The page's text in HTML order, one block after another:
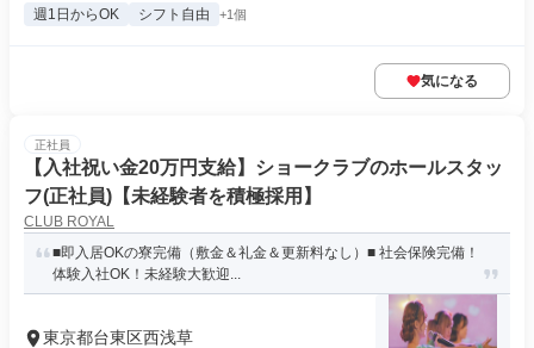
週1日からOK シフト自由 +1個
気になる
正社員
【入社祝い金20万円支給】ショークラブのホールスタッ
フ(正社員)【未経験者を積極採用】
CLUB ROYAL
■即入居OKの寮完備（敷金＆礼金＆更新料なし）■ 社会保険完備！
体験入社OK！未経験大歓迎...
東京都台東区西浅草